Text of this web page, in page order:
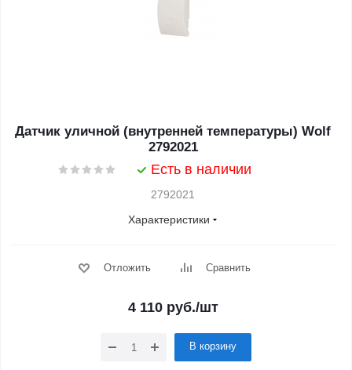
Датчик уличной (внутренней температуры) Wolf
2792021
Есть в наличии
2792021
Характеристики
Отложить Сравнить
4 110 руб./шт
В корзину